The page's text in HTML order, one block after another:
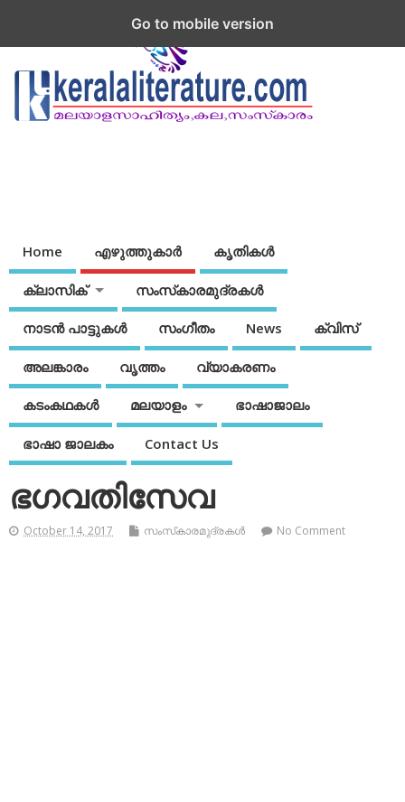
Home എഴുത്തുകാര്‍ കൃതികൾ
ക്ലാസിക് സംസ്‌കാരമുദ്രകള്‍
നാടന്‍ പാട്ടുകള്‍ സംഗീതം News ക്വിസ്
അലങ്കാരം വൃത്തം വ്യാകരണം
കടംകഥകള്‍ മലയാളം ഭാഷാജാലം
ഭാഷാ ജാലകം Contact Us
ഭഗവതിസേവ
October 14, 2017 സംസ്‌കാരമുദ്രകള്‍ No Comment
Go to mobile version